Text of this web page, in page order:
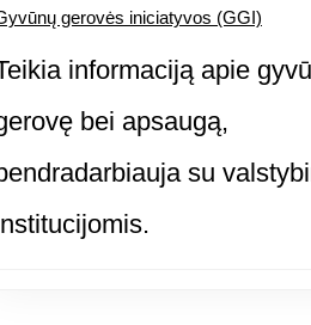
gerovės iniciatyvos (GGI)
informaciją apie
bei apsaugą,
su